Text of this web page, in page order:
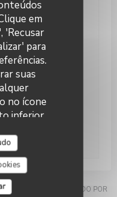
em
'Recusar
para
suas
no ícone
inferior
para receber
de marketing por
parte.
RESTAURANTE CRIADO POR